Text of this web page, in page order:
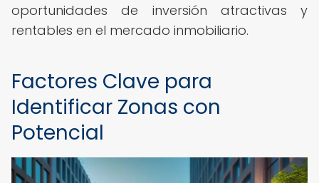
oportunidades de inversión atractivas y
rentables en el mercado inmobiliario.
Factores Clave para
Identificar Zonas con
Potencial